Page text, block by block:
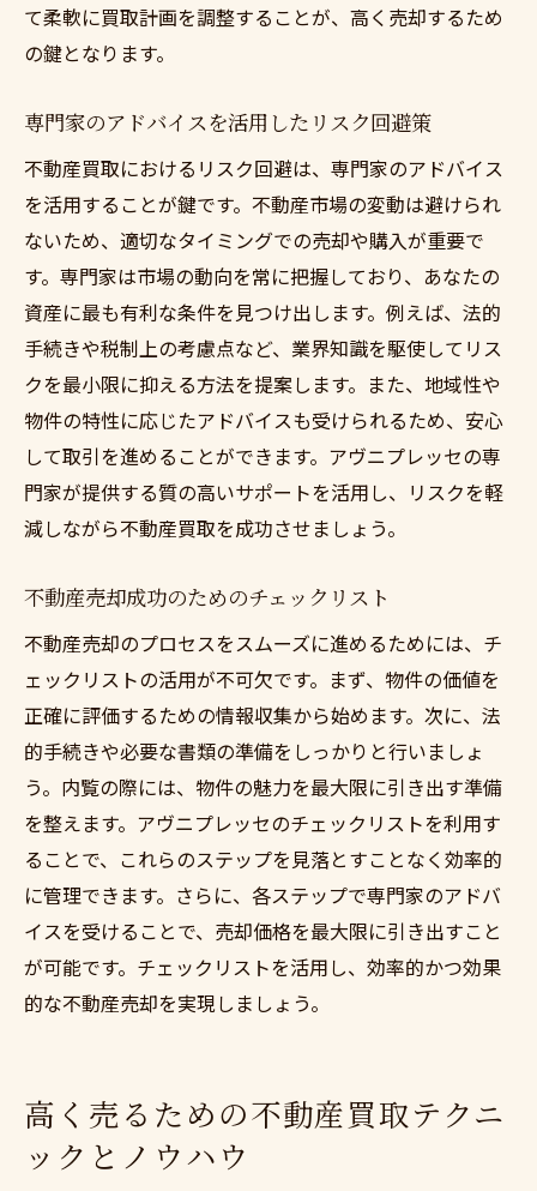
て柔軟に買取計画を調整することが、高く売却するため
の鍵となります。
専門家のアドバイスを活用したリスク回避策
不動産買取におけるリスク回避は、専門家のアドバイス
を活用することが鍵です。不動産市場の変動は避けられ
ないため、適切なタイミングでの売却や購入が重要で
す。専門家は市場の動向を常に把握しており、あなたの
資産に最も有利な条件を見つけ出します。例えば、法的
手続きや税制上の考慮点など、業界知識を駆使してリス
クを最小限に抑える方法を提案します。また、地域性や
物件の特性に応じたアドバイスも受けられるため、安心
して取引を進めることができます。アヴニプレッセの専
門家が提供する質の高いサポートを活用し、リスクを軽
減しながら不動産買取を成功させましょう。
不動産売却成功のためのチェックリスト
不動産売却のプロセスをスムーズに進めるためには、チ
ェックリストの活用が不可欠です。まず、物件の価値を
正確に評価するための情報収集から始めます。次に、法
的手続きや必要な書類の準備をしっかりと行いましょ
う。内覧の際には、物件の魅力を最大限に引き出す準備
を整えます。アヴニプレッセのチェックリストを利用す
ることで、これらのステップを見落とすことなく効率的
に管理できます。さらに、各ステップで専門家のアドバ
イスを受けることで、売却価格を最大限に引き出すこと
が可能です。チェックリストを活用し、効率的かつ効果
的な不動産売却を実現しましょう。
高く売るための不動産買取テクニ
ックとノウハウ